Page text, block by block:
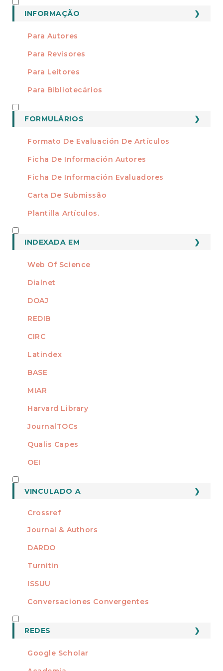
INFORMAÇÃO
Para Autores
Para Revisores
Para Leitores
Para Bibliotecários
FORMULÁRIOS
Formato De Evaluación De Artículos
Ficha De Información Autores
Ficha De Información Evaluadores
Carta De Submissão
Plantilla Artículos.
INDEXADA EM
Web Of Science
Dialnet
DOAJ
REDIB
CIRC
Latindex
BASE
MIAR
Harvard Library
JournalTOCs
Qualis Capes
OEI
VINCULADO A
Crossref
Journal & Authors
DARDO
Turnitin
ISSUU
Conversaciones Convergentes
REDES
Google Scholar